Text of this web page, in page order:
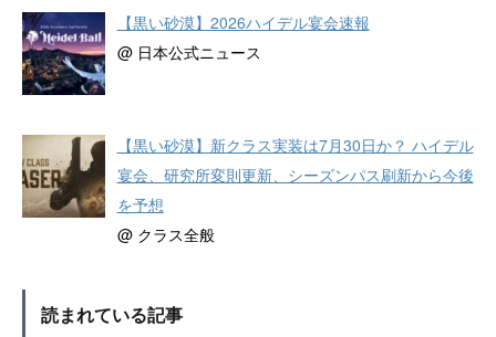
【黒い砂漠】2026ハイデル宴会速報
@ 日本公式ニュース
【黒い砂漠】新クラス実装は7月30日か？ ハイデル
宴会、研究所変則更新、シーズンパス刷新から今後
を予想
@ クラス全般
読まれている記事